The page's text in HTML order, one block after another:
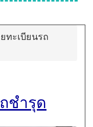
ทะเบียนรถ
ชำรุด